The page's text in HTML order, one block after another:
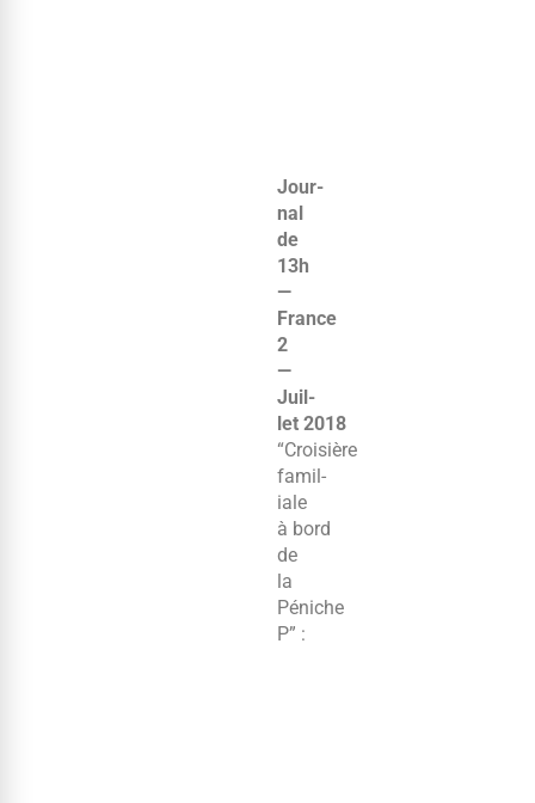
Jour­
nal
de
13h
—
France
2
—
Juil­
let 2018
“Croisière
famil­
iale
à bord
de
la
Péniche
P” :